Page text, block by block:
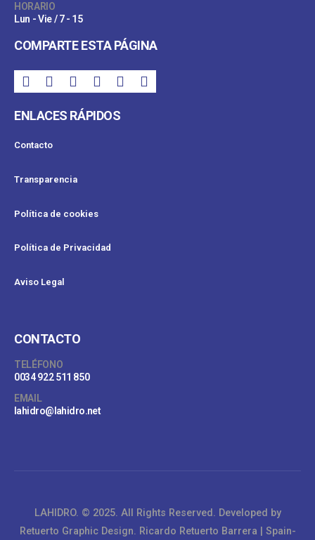
HORARIO
Lun - Vie / 7 - 15
COMPARTE ESTA PÁGINA
ENLACES RÁPIDOS
Contacto
Transparencia
Política de cookies
Política de Privacidad
Aviso Legal
CONTACTO
TELÉFONO
0034 922 511 850
EMAIL
lahidro@lahidro.net
LAHIDRO. © 2025. All Rights Reserved. Developed by
Retuerto Graphic Design. Ricardo Retuerto Barrera | Spain-